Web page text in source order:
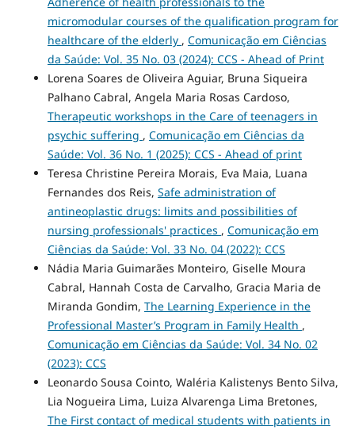
micromodular courses of the qualification program for
healthcare of the elderly , Comunicação em Ciências
da Saúde: Vol. 35 No. 03 (2024): CCS - Ahead of Print
Lorena Soares de Oliveira Aguiar, Bruna Siqueira
Palhano Cabral, Angela Maria Rosas Cardoso,
Therapeutic workshops in the Care of teenagers in
psychic suffering , Comunicação em Ciências da
Saúde: Vol. 36 No. 1 (2025): CCS - Ahead of print
Teresa Christine Pereira Morais, Eva Maia, Luana
Fernandes dos Reis, Safe administration of
antineoplastic drugs: limits and possibilities of
nursing professionals' practices , Comunicação em
Ciências da Saúde: Vol. 33 No. 04 (2022): CCS
Nádia Maria Guimarães Monteiro, Giselle Moura
Cabral, Hannah Costa de Carvalho, Gracia Maria de
Miranda Gondim, The Learning Experience in the
Professional Master’s Program in Family Health ,
Comunicação em Ciências da Saúde: Vol. 34 No. 02
(2023): CCS
Leonardo Sousa Cointo, Waléria Kalistenys Bento Silva,
Lia Nogueira Lima, Luiza Alvarenga Lima Bretones,
The First contact of medical students with patients in